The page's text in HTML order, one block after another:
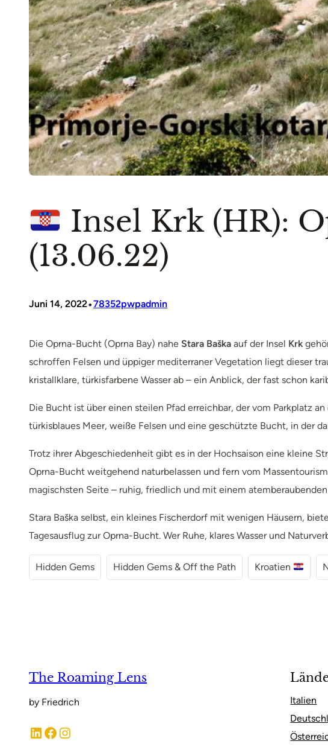
Insel Krk (HR):
(13.06.22)
Juni 14, 2022•78352pwpadmin
Die Oprna-Bucht (Oprna Bay) nahe Stara Baška auf der Insel Krk
schroffen Felsen und üppiger mediterraner Vegetation liegt dieser
kristallklare, türkisfarbene Wasser ab – ein Anblick, der fast schon
Die Bucht ist über einen steilen Pfad erreichbar, der vom Parkplatz
türkisblaues Meer, weiße Felsen und eine geschützte Bucht, in der
Trotz ihrer Abgeschiedenheit gibt es in der Hochsaison eine kleine
Oprna-Bucht weitgehend naturbelassen und fern vom
magischsten Seite – ruhig, friedlich und mit einem
Stara Baška selbst, ein kleines Fischerdorf mit wenigen Häusern,
Tagesausflug zur Oprna-Bucht. Wer Ruhe, klares Wasser und
Hidden Gems Hidden Gems & Off the Path Kroatien
The Roaming Lens
by Friedrich
LinkedIn Facebook Instagram
Italien